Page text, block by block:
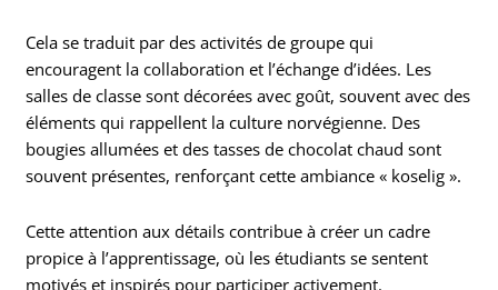
Cela se traduit par des activités de groupe qui
encouragent la collaboration et l’échange d’idées. Les
salles de classe sont décorées avec goût, souvent avec des
éléments qui rappellent la culture norvégienne. Des
bougies allumées et des tasses de chocolat chaud sont
souvent présentes, renforçant cette ambiance « koselig ».
Cette attention aux détails contribue à créer un cadre
propice à l’apprentissage, où les étudiants se sentent
motivés et inspirés pour participer activement.